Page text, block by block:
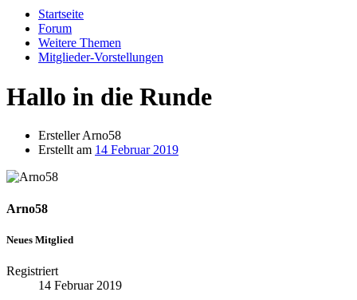
Startseite
Forum
Weitere Themen
Mitglieder-Vorstellungen
Hallo in die Runde
ErstellerArno58
Erstellt am 14 Februar 2019
Arno58
Neues Mitglied
Registriert
14 Februar 2019